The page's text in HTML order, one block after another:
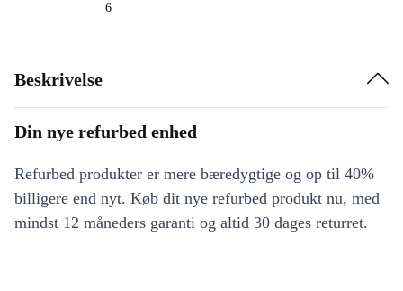
6
Beskrivelse
Din nye refurbed enhed
Refurbed produkter er mere bæredygtige og op til 40%
billigere end nyt. Køb dit nye refurbed produkt nu, med
mindst 12 måneders garanti og altid 30 dages returret.